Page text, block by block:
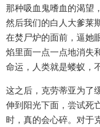
那种吸血鬼嗜血的渴望
然后我们的白人大爹莱
在焚尸炉的面前，逼她
焰里面一点一点地消失
命运，人类就是蝼蚁，
这之后，克劳蒂亚为了
伸到阳光下面，尝试死
时，真的会心碎。对于